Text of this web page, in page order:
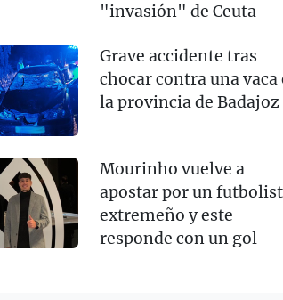
"invasión" de Ceuta
Grave accidente tras
chocar contra una vaca
la provincia de Badajoz
Mourinho vuelve a
apostar por un
extremeño y este
responde con un gol